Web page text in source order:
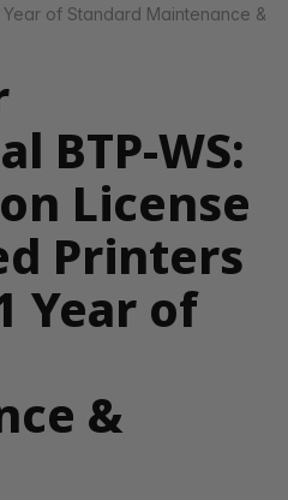
Year of Standard Maintenance &
BTP-WS:
License
Printers
Year of
&